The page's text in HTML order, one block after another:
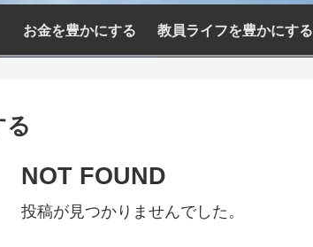
お金を豊かにする 教員ライフを豊かにする
NOT FOUND
投稿が見つかりませんでした。